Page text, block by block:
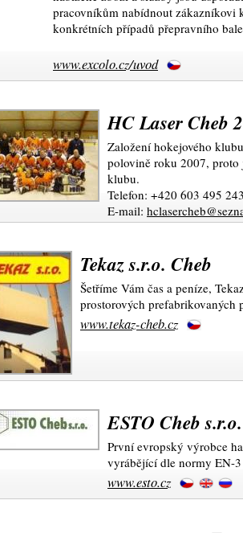
pracovníkům nabídnout zákazníkovi
konkrétních případů přepravního
www.excolo.cz/uvod
HC Laser Cheb
Založení hokejového
polovině roku 2007, proto
klubu.
Telefon: +420 603 495
E-mail:
Tekaz s.r.o. Cheb
Šetříme Vám čas a peníze,
prostorových
www.tekaz-cheb.cz
ESTO Cheb s.r.o.
První evropský výrobce
vyrábějící dle normy EN-3
www.esto.cz